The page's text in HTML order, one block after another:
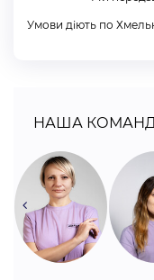
Оплата:
Готівковий
Безготівковий без
Через Приват24
Покупка частинами
Криптовалютою
BNB, POL)
Умови діють по
НАША